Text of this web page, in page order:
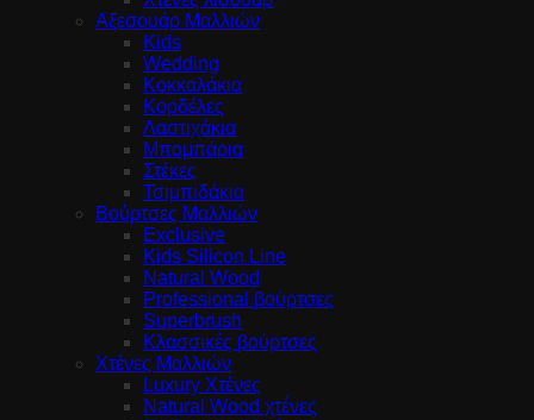
Αξεσουάρ Μαλλιών
Kids
Wedding
Κοκκαλάκια
Κορδέλες
Λαστιχάκια
Μπομπάρια
Στέκες
Τσιμπιδάκια
Βούρτσες Μαλλιών
Exclusive
Kids Silicon Line
Natural Wood
Professional βούρτσες
Superbrush
Κλασσικές βούρτσες
Χτένες Μαλλιών
Luxury Χτένες
Natural Wood χτένες